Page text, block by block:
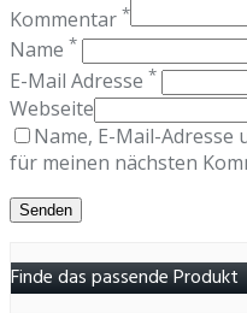
Kommentar *
Name *
E-Mail Adresse *
Webseite
Name, E-Mail-Adresse
für meinen nächsten
Finde das passende Produkt